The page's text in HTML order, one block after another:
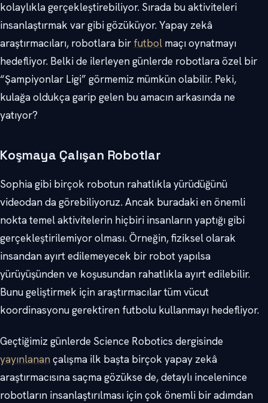
kolaylıkla gerçekleştirebiliyor. Sırada bu aktiviteleri
insanlaştırmak var gibi gözüküyor. Yapay zekâ
araştırmacıları, robotlara bir futbol maçı oynatmayı
hedefliyor. Belki de ilerleyen günlerde robotlara özel bir
“Şampiyonlar Ligi” görmemiz mümkün olabilir. Peki,
kulağa oldukça garip gelen bu amacın arkasında ne
yatıyor?
Koşmaya Çalışan Robotlar
Sophia gibi birçok robotun rahatlıkla yürüdüğünü
videodan da görebiliyoruz. Ancak buradaki en önemli
nokta temel aktivitelerin hiçbiri insanların yaptığı gibi
gerçekleştirilemiyor olması. Örneğin, fiziksel olarak
insandan ayırt edilemeyecek bir robot yapılsa
yürüyüşünden ve koşusundan rahatlıkla ayırt edilebilir.
Bunu geliştirmek için araştırmacılar tüm vücut
koordinasyonu gerektiren futbolu kullanmayı hedefliyor.
Geçtiğimiz günlerde Science Robotics dergisinde
yayınlanan çalışma ilk başta birçok yapay zekâ
araştırmacısına saçma gözükse de, detaylı incelenince
robotların insanlaştırılması için çok önemli bir adımdan